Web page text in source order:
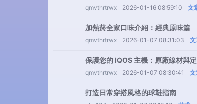
qmvthrtrwx 2026-01-16 08:59:10 文
加熱菸全家口味介紹：經典原味篇
qmvthrtrwx 2026-01-07 08:31:03
保護您的 IQOS 主機：原廠線材與
qmvthrtrwx 2026-01-07 08:30:41
打造日常穿搭風格的球鞋指南